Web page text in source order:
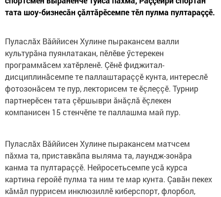
тата шоу-бизнесăн çăлтăрӗсемпе тӗл пулма пултараççӗ.
Пуласлăх Вăййисен Хулине пыракансем валли
культурăна пуянлатакан, пӗлӗве ӳстерекен
программăсем хатӗрленӗ. Çӗнӗ фиджитал-
дисциплинăсемпе те паллаштараççӗ кунта, интереслӗ
фотозонăсем те пур, лекторисем те ӗçлеççӗ. Турнир
партнерӗсен тата çӗршыври ăнăçлă ӗçлекен
компанисен 15 стенчӗпе те паллашма май пур.
Пуласлăх Вăййисен Хулине пыракансем матчсем
пăхма та, приставкăпа выляма та, лаундж-зонăра
канма та пултараççӗ. Нейросетьсемпе усă курса
картина геройӗ пулма та ним те мар кунта. Çавăн пекех
кăмăл пуррисем инклюзиллӗ киберспорт, флорбол,